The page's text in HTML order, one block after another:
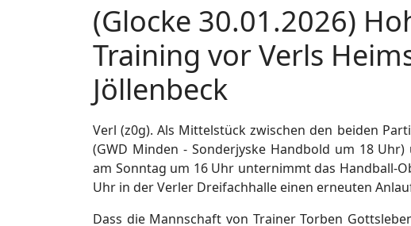
(Glocke 30.01.2026)
Training vor Verls
Jöllenbeck
Verl (z0g). Als Mittelstück zwischen den beiden
(GWD Minden - Sonderjyske Handbold um 18
am Sonntag um 16 Uhr unternimmt das Handball-
Uhr in der Verler Dreifachhalle einen erneuten
Dass die Mannschaft von Trainer Torben